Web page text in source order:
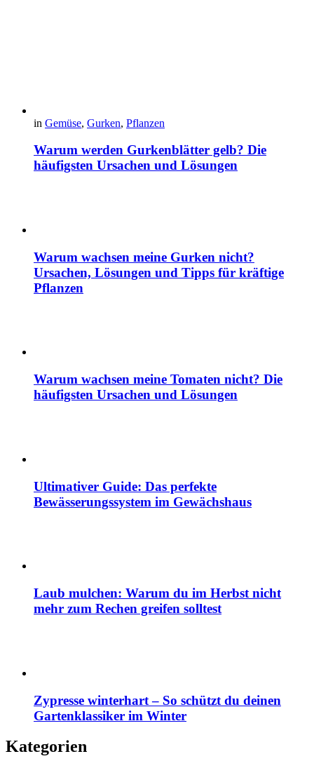
in Gemüse, Gurken, Pflanzen
Warum werden Gurkenblätter gelb? Die
häufigsten Ursachen und Lösungen
Warum wachsen meine Gurken nicht?
Ursachen, Lösungen und Tipps für kräftige
Pflanzen
Warum wachsen meine Tomaten nicht? Die
häufigsten Ursachen und Lösungen
Ultimativer Guide: Das perfekte
Bewässerungssystem im Gewächshaus
Laub mulchen: Warum du im Herbst nicht
mehr zum Rechen greifen solltest
Zypresse winterhart – So schützt du deinen
Gartenklassiker im Winter
Kategorien